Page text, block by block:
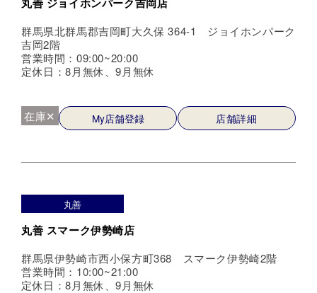
群馬県北群馬郡吉岡町大久保 364-1 ジョイホンパーク
吉岡2階
営業時間：09:00~20:00
定休日：8月無休、9月無休
在庫✕ My店舗登録 店舗詳細
丸善
丸善 スマーク伊勢崎店
群馬県伊勢崎市西小保方町368 スマーク伊勢崎2階
営業時間：10:00~21:00
定休日：8月無休、9月無休